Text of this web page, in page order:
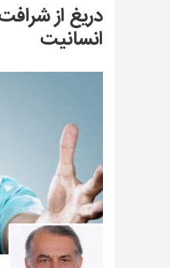
دریغ از
انسانیت